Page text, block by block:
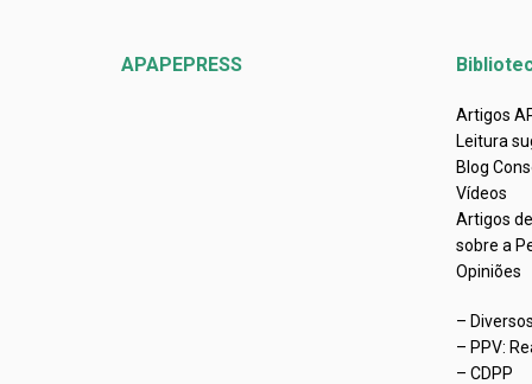
APAPEPRESS
Artigos
Leitura
Blog
Vídeos
Artigos
sobre a
Opiniões
–
– PPV:
– CDPP